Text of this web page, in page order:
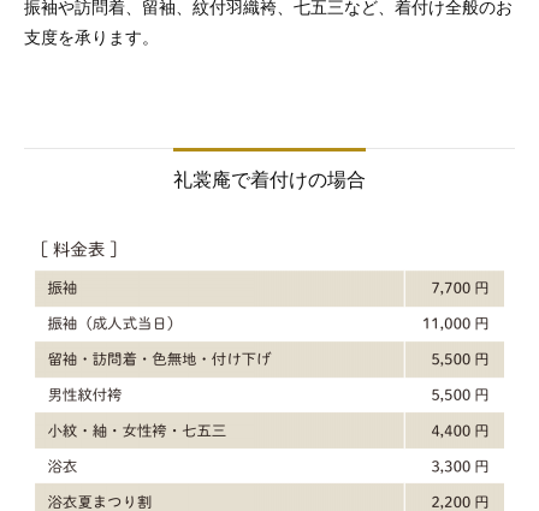
振袖や訪問着、留袖、紋付羽織袴、七五三など、着付け全般のお
支度を承ります。
礼裳庵で着付けの場合